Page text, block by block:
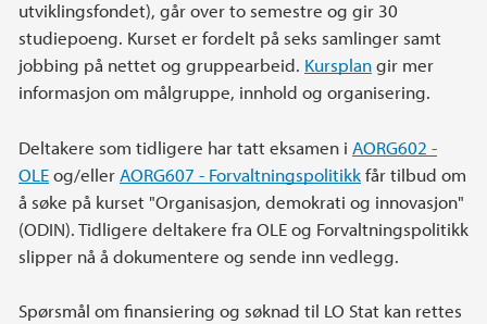
utviklingsfondet), går over to semestre og gir 30
studiepoeng. Kurset er fordelt på seks samlinger samt
jobbing på nettet og gruppearbeid. Kursplangir mer
informasjon om målgruppe, innhold og organisering.
Deltakere som tidligere har tatt eksamen i AORG602 -
OLEog/eller AORG607 - Forvaltningspolitikkfår tilbud om
å søke på kurset "Organisasjon, demokrati og innovasjon"
(ODIN). Tidligere deltakere fra OLE og Forvaltningspolitikk
slipper nå å dokumentere og sende inn vedlegg.
Spørsmål om finansiering og søknad til LO Stat kan rettes